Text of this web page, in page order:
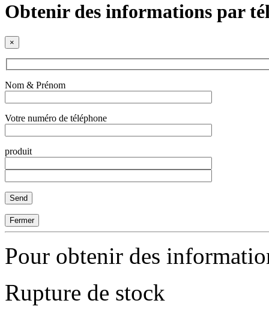
Obtenir des informations par
×
Nom & Prénom
Votre numéro de téléphone
produit
Fermer
Pour obtenir des
Rupture de stock